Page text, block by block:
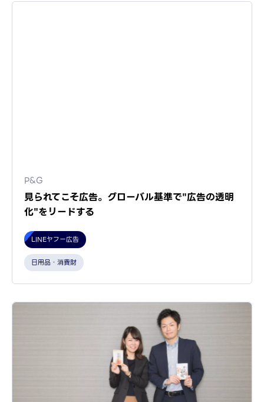
P&G
見られてこそ広告。グローバル基準で"広告の透明
化"をリードする
LINEヤフー広告
日用品・消費財